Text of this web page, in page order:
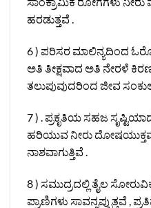
ಹರಡುತ್ತವೆ .
6 ) ಪರಿಸರ ಮಾಲಿನ್ಯದಿಂದ
ಅತಿ ತೀಕ್ಷವಾದ ಅತಿ ನೇರಳೆ
ತಲುಪುವುದರಿಂದ ಜೀವ
7 ) . ಪ್ರಕೃತಿಯ ಸಹಜ
ಹರಿಯುವ ನೀರು
ನಾಶವಾಗುತ್ತಿವೆ .
8 ) ಸಮುದ್ರದಲ್ಲಿ ತೈಲ
ಪ್ರಾಣಿಗಳು ಸಾವನ್ನಪ್ಪುತ್ತವೆ ,